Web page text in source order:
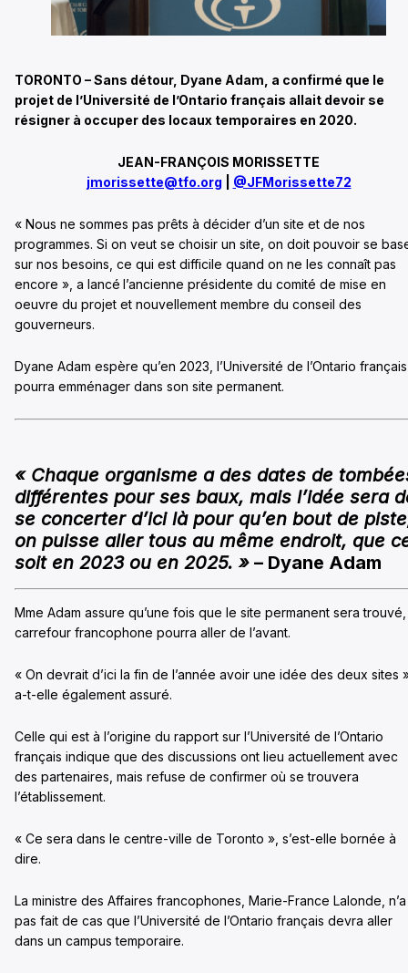
TORONTO – Sans détour, Dyane Adam, a confirmé que le
projet de l’Université de l’Ontario français allait devoir se
résigner à occuper des locaux temporaires en 2020.
JEAN-FRANÇOIS MORISSETTE
jmorissette@tfo.org
@JFMorissette72
« Nous ne sommes pas prêts à décider d’un site et de nos
programmes. Si on veut se choisir un site, on doit pouvoir se
sur nos besoins, ce qui est difficile quand on ne les connaît pas
encore », a lancé l’ancienne présidente du comité de mise en
oeuvre du projet et nouvellement membre du conseil des
gouverneurs.
Dyane Adam espère qu’en 2023, l’Université de l’Ontario français
pourra emménager dans son site permanent.
« Chaque organisme a des dates de
différentes pour ses baux, mais l’idée sera
se concerter d’ici là pour qu’en bout de
on puisse aller tous au même endroit, que
soit en 2023 ou en 2025. » – Dyane Adam
Mme Adam assure qu’une fois que le site permanent sera
carrefour francophone pourra aller de l’avant.
« On devrait d’ici la fin de l’année avoir une idée des deux sites
a-t-elle également assuré.
Celle qui est à l’origine du rapport sur l’Université de l’Ontario
français indique que des discussions ont lieu actuellement avec
des partenaires, mais refuse de confirmer où se trouvera
l’établissement.
« Ce sera dans le centre-ville de Toronto », s’est-elle bornée à
dire.
La ministre des Affaires francophones, Marie-France Lalonde, n’a
pas fait de cas que l’Université de l’Ontario français devra aller
dans un campus temporaire.